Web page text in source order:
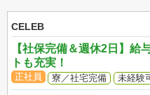
CELEB
【社保完備＆週休2日】給
トも充実！
正社員 寮／社宅完備 未経験